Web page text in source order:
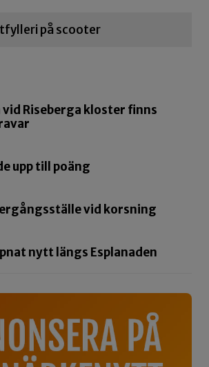
på scooter
Riseberga kloster finns
upp till poäng
vid korsning
nytt längs Esplanaden